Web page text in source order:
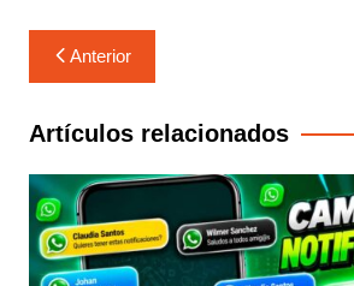
Anterior
Artículos relacionados